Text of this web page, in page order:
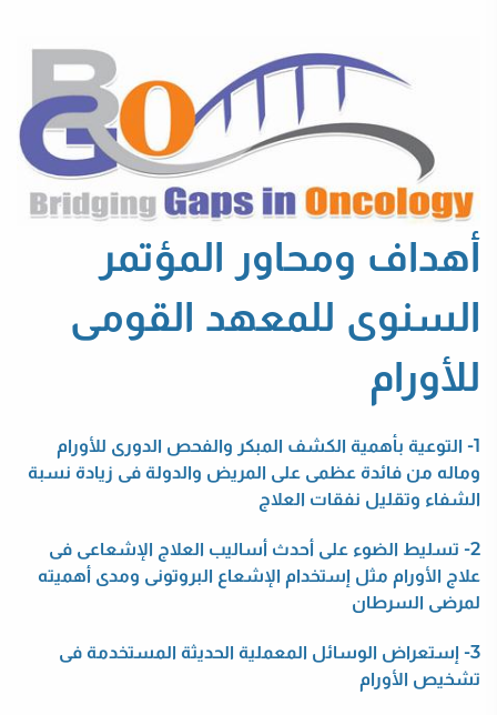
أهداف ومحاور المؤتمر
السنوى للمعهد القومى
للأورام
1- التوعية بأهمية الكشف المبكر والفحص الدورى للأورام
وماله من فائدة عظمى على المريض والدولة فى زيادة نسبة
الشفاء وتقليل نفقات العلاج
2- تسليط الضوء على أحدث أساليب العلاج الإشعاعى فى
علاج الأورام مثل إستخدام الإشعاع البروتونى ومدى أهميته
لمرضى السرطان
3- إستعراض الوسائل المعملية الحديثة المستخدمة فى
تشخيص الأورام